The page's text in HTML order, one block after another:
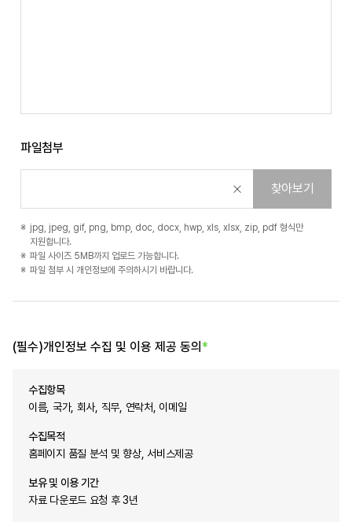
파일첨부
찾아보기
jpg, jpeg, gif, png, bmp, doc, docx, hwp, xls, xlsx, zip, pdf 형식만
지원합니다.
파일 사이즈 5MB까지 업로드 가능합니다.
파일 첨부 시 개인정보에 주의하시기 바랍니다.
(필수)개인정보 수집 및 이용 제공 동의 *
수집항목
이름, 국가, 회사, 직무, 연락처, 이메일
수집목적
홈페이지 품질 분석 및 향상, 서비스제공
보유 및 이용 기간
자료 다운로드 요청 후 3년